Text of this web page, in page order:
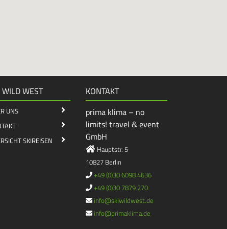
WILD WEST
UNS
SKIREISEN
KONTAKT
prima klima – no
limits! travel & event
GmbH
Hauptstr. 5
10827 Berlin
+49 (0)30 6098 4636
+49 (0)30 7879 270
info@skiwildwest.de
info@primaklima.de